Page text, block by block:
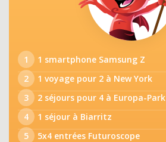
1
1 smartphone Samsung Z
2
1 voyage pour 2 à New York
3
2 séjours pour 4 à Europa-Park
4
1 séjour à Biarritz
5
5x4 entrées Futuroscope